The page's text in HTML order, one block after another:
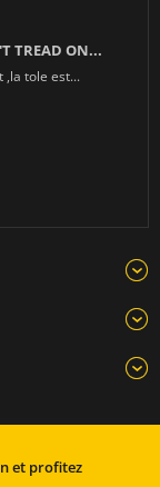
TREAD ON...
tole est...
et profitez